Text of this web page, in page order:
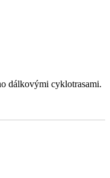
dálkovými cyklotrasami.